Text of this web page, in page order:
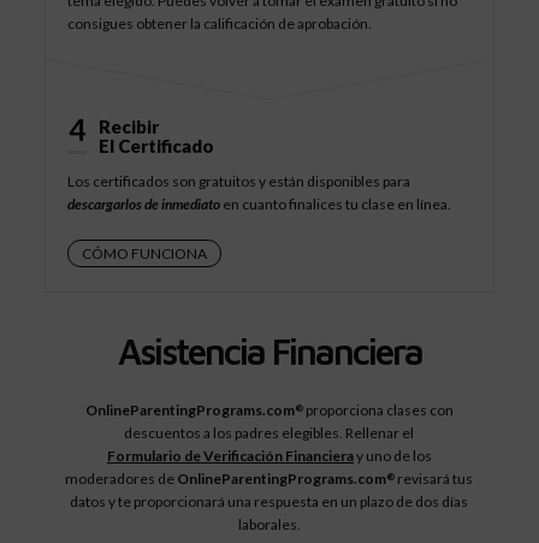
consigues obtener la calificación de aprobación.
4
Recibir
El Certificado
Los certificados son gratuitos y están disponibles para
descargarlos de inmediato en cuanto finalices tu clase en línea.
CÓMO FUNCIONA
Asistencia Financiera
OnlineParentingPrograms.com®proporciona clases con
descuentos a los padres elegibles. Rellenar el
Formulario de Verificación Financieray uno de los
moderadores de OnlineParentingPrograms.com® revisará tus
datos y te proporcionará una respuesta en un plazo de dos días
laborales.